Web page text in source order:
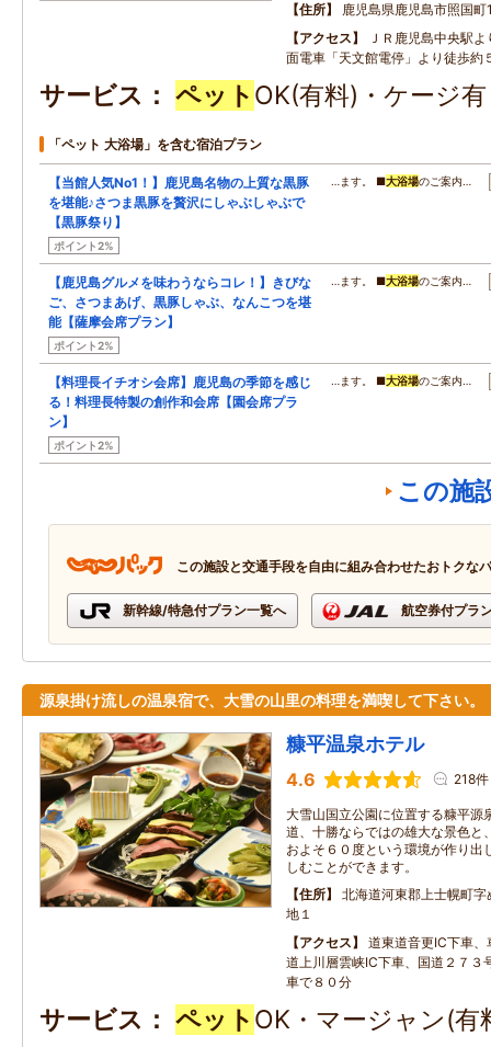
住所
鹿児島県鹿児島市照国
アクセス
ＪＲ鹿児島中央駅
面電車「天文館電停」より徒歩約
サービス ペット OK(有料)・ケージ
「ペット 大浴場」を含む宿泊プラン
【当館人気No1！】鹿児島名物の上質な黒豚
を堪能♪さつま黒豚を贅沢にしゃぶしゃぶで
【黒豚祭り】
ポイント2%
…ます。 ■大浴場のご案内…
【鹿児島グルメを味わうならコレ！】きびな
ご、さつまあげ、黒豚しゃぶ、なんこつを堪
能【薩摩会席プラン】
ポイント2%
…ます。 ■大浴場のご案内…
【料理長イチオシ会席】鹿児島の季節を感じ
る！料理長特製の創作和会席【園会席プラ
ン】
ポイント2%
…ます。 ■大浴場のご案内…
この施
この施設と交通手段を自由に組み合わせたおトクな
新幹線/特急付プラン一覧へ 航空券付プラ
源泉掛け流しの温泉宿で、大雪の山里の料理を満喫して下さい。
糠平温泉ホテル
4.6 218件
大雪山国立公園に位置する糠平源
道、十勝ならではの雄大な景色と
およそ６０度という環境が作り出
しむことができます。
住所
北海道河東郡上士幌町
地１
アクセス
道東道音更IC下車
道上川層雲峡IC下車、国道２７３
車で８０分
サービス ペット OK・マージャン(有